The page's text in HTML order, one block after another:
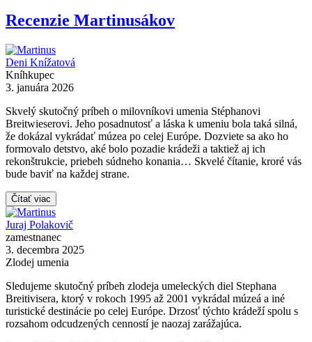
Recenzie Martinusákov
Deni Knížatová
Kníhkupec
3. januára 2026
Skvelý skutočný príbeh o milovníkovi umenia Stéphanovi
Breitwieserovi. Jeho posadnutosť a láska k umeniu bola taká silná,
že dokázal vykrádať múzea po celej Európe. Dozviete sa ako ho
formovalo detstvo, aké bolo pozadie krádeži a taktiež aj ich
rekonštrukcie, priebeh súdneho konania… Skvelé čítanie, kroré vás
bude baviť na každej strane.
Čítať viac
Juraj Polakovič
zamestnanec
3. decembra 2025
Zlodej umenia
Sledujeme skutočný príbeh zlodeja umeleckých diel Stephana
Breitivisera, ktorý v rokoch 1995 až 2001 vykrádal múzeá a iné
turistické destinácie po celej Európe. Drzosť týchto krádeží spolu s
rozsahom odcudzených cenností je naozaj zarážajúca.